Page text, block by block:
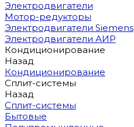
Электродвигатели
Мотор-редукторы
Электродвигатели Siemens
Электродвигатели АИР
Кондиционирование
Назад
Кондиционирование
Сплит-системы
Назад
Сплит-системы
Бытовые